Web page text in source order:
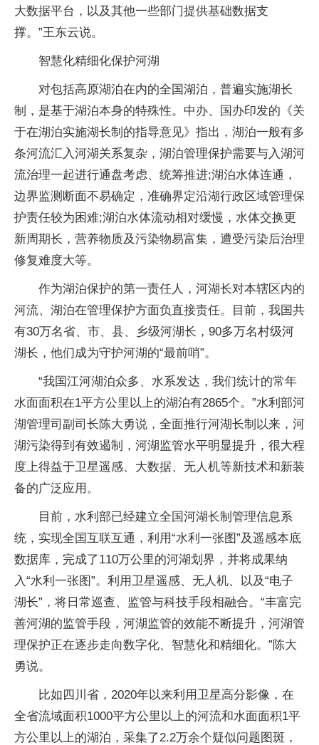
大数据平台，以及其他一些部门提供基础数据支
撑。”王东云说。
智慧化精细化保护河湖
对包括高原湖泊在内的全国湖泊，普遍实施湖长
制，是基于湖泊本身的特殊性。中办、国办印发的《关
于在湖泊实施湖长制的指导意见》指出，湖泊一般有多
条河流汇入河湖关系复杂，湖泊管理保护需要与入湖河
流治理一起进行通盘考虑、统筹推进;湖泊水体连通，
边界监测断面不易确定，准确界定沿湖行政区域管理保
护责任较为困难;湖泊水体流动相对缓慢，水体交换更
新周期长，营养物质及污染物易富集，遭受污染后治理
修复难度大等。
作为湖泊保护的第一责任人，河湖长对本辖区内的
河流、湖泊在管理保护方面负直接责任。目前，我国共
有30万名省、市、县、乡级河湖长，90多万名村级河
湖长，他们成为守护河湖的“最前哨”。
“我国江河湖泊众多、水系发达，我们统计的常年
水面面积在1平方公里以上的湖泊有2865个。”水利部河
湖管理司副司长陈大勇说，全面推行河湖长制以来，河
湖污染得到有效遏制，河湖监管水平明显提升，很大程
度上得益于卫星遥感、大数据、无人机等新技术和新装
备的广泛应用。
目前，水利部已经建立全国河湖长制管理信息系
统，实现全国互联互通，利用“水利一张图”及遥感本底
数据库，完成了110万公里的河湖划界，并将成果纳
入“水利一张图”。利用卫星遥感、无人机、以及“电子
湖长”，将日常巡查、监管与科技手段相融合。“丰富完
善河湖的监管手段，河湖监管的效能不断提升，河湖管
理保护正在逐步走向数字化、智慧化和精细化。”陈大
勇说。
比如四川省，2020年以来利用卫星高分影像，在
全省流域面积1000平方公里以上的河流和水面面积1平
方公里以上的湖泊，采集了2.2万余个疑似问题图斑，